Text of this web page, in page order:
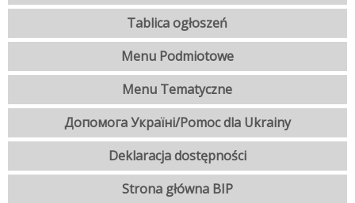
Tablica ogłoszeń
Menu Podmiotowe
Menu Tematyczne
Допомога Україні/Pomoc dla Ukrainy
Deklaracja dostępności
Strona główna BIP